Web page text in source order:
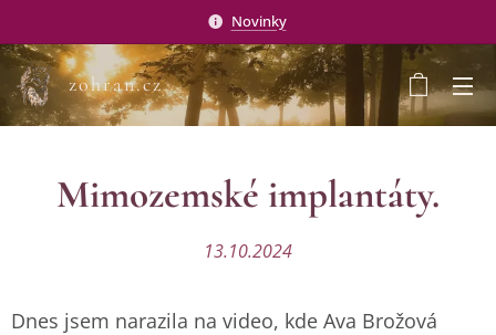
Novinky
zohran.cz
Mimozemské implantáty.
13.10.2024
Dnes jsem narazila na video, kde Ava Brožová